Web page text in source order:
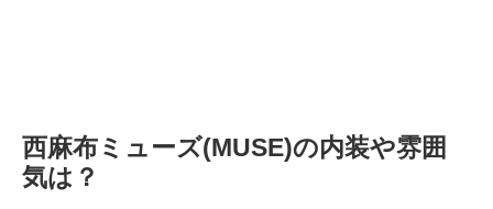
西麻布ミューズ(MUSE)の内装や雰囲
気は？